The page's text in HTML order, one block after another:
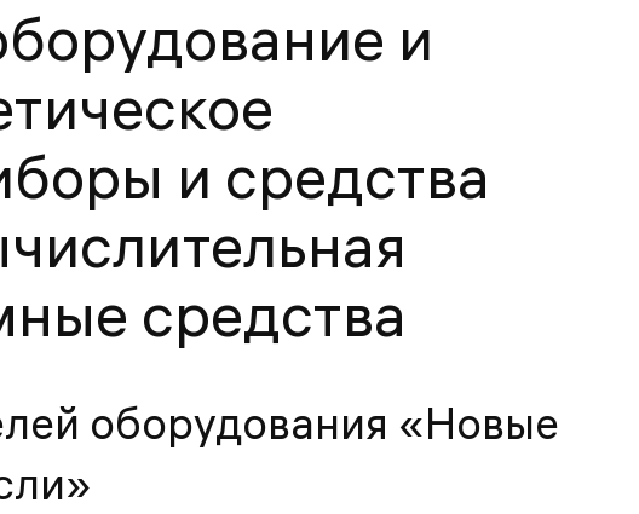
и
и средства
средства
оборудования «Новые